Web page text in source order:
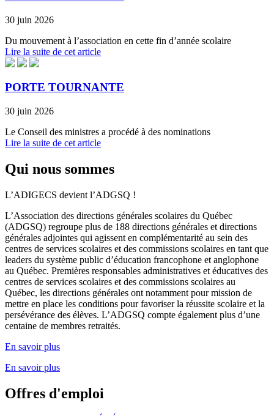
30 juin 2026
Du mouvement à l’association en cette fin d’année scolaire
Lire la suite de cet article
PORTE TOURNANTE
30 juin 2026
Le Conseil des ministres a procédé à des nominations
Lire la suite de cet article
Qui nous sommes
L’ADIGECS devient l’ADGSQ !
L’Association des directions générales scolaires du Québec
(ADGSQ) regroupe plus de 188 directions générales et directions
générales adjointes qui agissent en complémentarité au sein des
centres de services scolaires et des commissions scolaires en tant que
leaders du système public d’éducation francophone et anglophone
au Québec. Premières responsables administratives et éducatives des
centres de services scolaires et des commissions scolaires au
Québec, les directions générales ont notamment pour mission de
mettre en place les conditions pour favoriser la réussite scolaire et la
persévérance des élèves. L’ADGSQ compte également plus d’une
centaine de membres retraités.
En savoir plus
En savoir plus
Offres d'emploi